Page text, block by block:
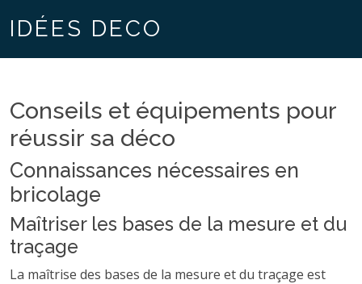
IDÉES DECO
Conseils et équipements pour
réussir sa déco
Connaissances nécessaires en
bricolage
Maîtriser les bases de la mesure et du
traçage
La maîtrise des bases de la mesure et du traçage est